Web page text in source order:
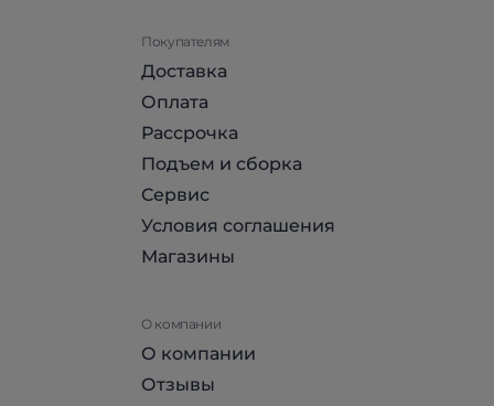
Покупателям
Доставка
Оплата
Рассрочка
Подъем и сборка
Сервис
Условия соглашения
Магазины
О компании
О компании
Отзывы